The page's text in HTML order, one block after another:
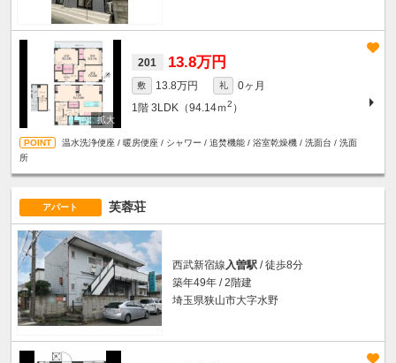
201 13.8万円
敷 13.8万円 礼
0ヶ月
1階 3LDK（94.14ｍ2 ）
温水洗浄便座 / 暖房便座 / シャワー / 追焚機能 / 浴室乾燥機 / 洗面台 / 洗面
所
アパート 芙蓉荘
西武新宿線入曽駅 / 徒歩8分
築年49年 / 2階建
埼玉県狭山市大字水野